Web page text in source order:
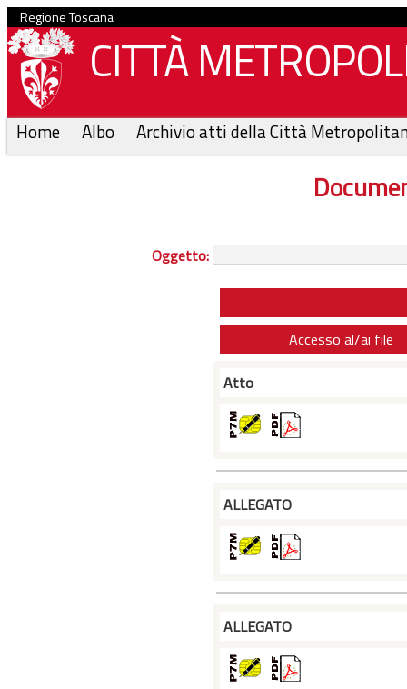
Regione Toscana
CITTÀ
Home Albo Archivio atti della Città
Oggetto:
Accesso al/ai file
Atto
ALLEGATO
ALLEGATO